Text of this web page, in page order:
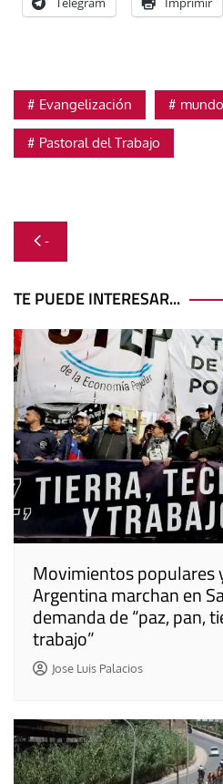
Evangelización
Pastoral del Trabajo
Navegación
de
entradas
-
TE PUEDE INTERESAR...
Movimientos populares
Argentina marchan en
demanda de “paz, pan,
trabajo”
Jose Luis Palacios